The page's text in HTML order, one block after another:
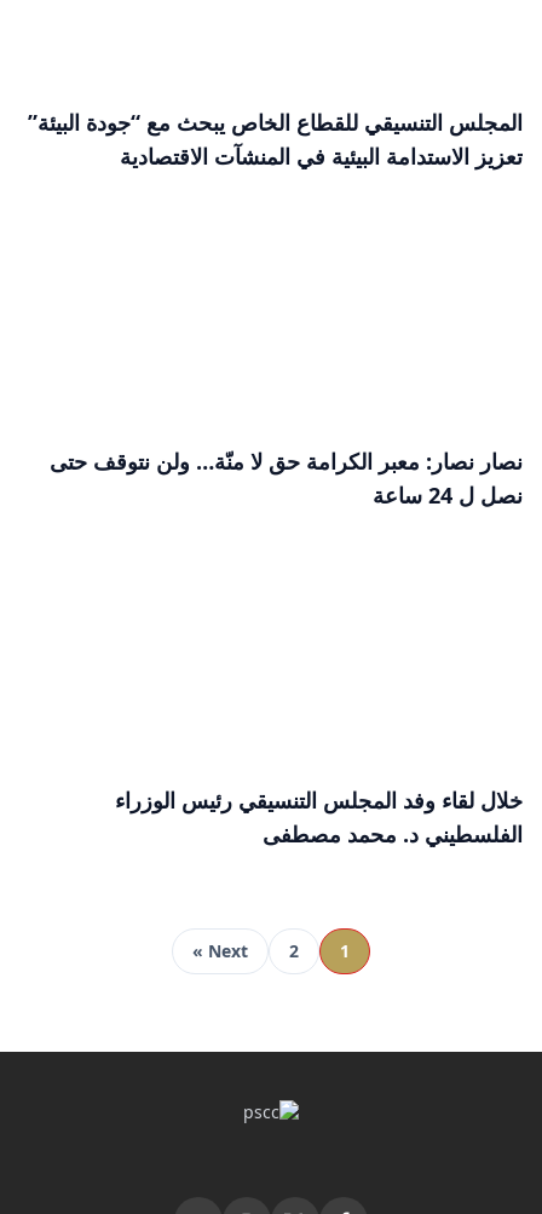
المجلس التنسيقي للقطاع الخاص يبحث مع “جودة البيئة”
تعزيز الاستدامة البيئية في المنشآت الاقتصادية
نصار نصار: معبر الكرامة حق لا منّة… ولن نتوقف حتى
نصل ل 24 ساعة
خلال لقاء وفد المجلس التنسيقي رئيس الوزراء
الفلسطيني د. محمد مصطفى
1
2
Next »